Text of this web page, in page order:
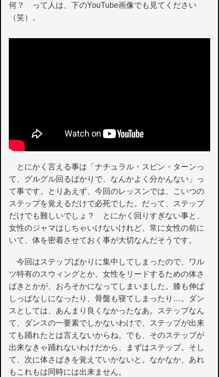
何？ って人は、下のYouTube画像でも見てください
（笑）。
とにかく言える事は「ナチュラル・スピン・ターンっ
て、グルグル回るばかりで、なんかよく分かんない」っ
て事です。とりあえず、今回のレッスンでは、こいつの
ステップを覚えるだけで必死でした。だって、ステップ
だけでも難しいでしょ？ とにかく回りすぎない事と、
女性のジャマはしちゃいけないけれど、常に女性の前に
いて、体を密着させておく事が大切なんだそうです。
今回はステップばかりに集中してしまったので、ワル
ツ特有のスウィングとか、女性をリードするための体さ
ばきとかが、おろそかになってしまいました。膝も伸ば
しっぱなしになったり、骨盤も寝てしまったり…。ダン
スとしては、あんまり良くなかったなあ。ステップなん
て、ダンスの一要素でしかないわけで、ステップが出来
ても踊れたとは言えないからね。でも、そのステップが
出来なきゃ踊れないわけだから、まずはステップ。そし
て、次に体さばきを覚えていかないと。なかなか、あれ
もこれもは同時には出来ません。